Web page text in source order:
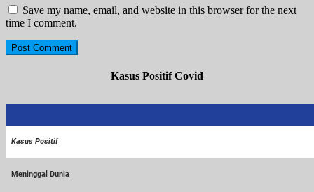
Save my name, email, and website in this browser for the next
time I comment.
Kasus Positif Covid